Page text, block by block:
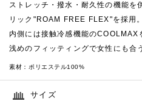
ストレッチ・撥水・耐久性の機能を
リック"ROAM FREE FLEX"を採用。
内側には接触冷感機能のCOOLMAX
浅めのフィッティングで女性にも合
素材： ポリエステル100%
サイズ